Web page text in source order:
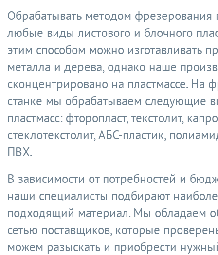
Обрабатывать методом
любые виды листового и блочного
этим способом можно изготавливать
металла и дерева, однако наше
сконцентрировано на пластмассе. На
станке мы обрабатываем следующие
пластмасс: фторопласт, текстолит,
стеклотекстолит, АБС-пластик,
ПВХ.
В зависимости от потребностей и
наши специалисты подбирают
подходящий материал. Мы обладаем
сетью поставщиков, которые
можем разыскать и приобрести